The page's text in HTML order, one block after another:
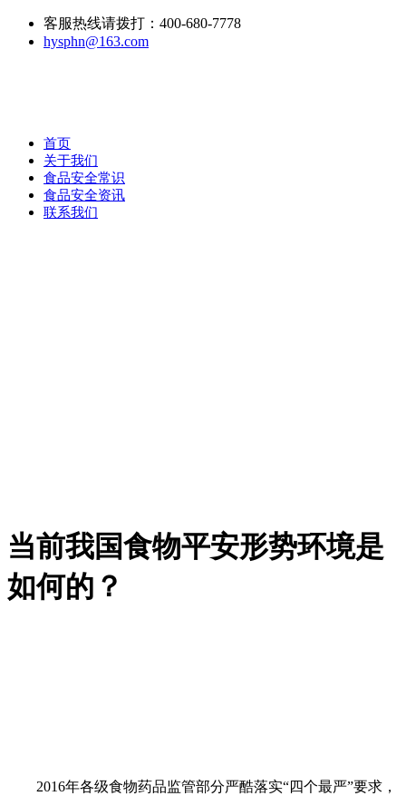
客服热线请拨打：400-680-7778
hysphn@163.com
首页
关于我们
食品安全常识
食品安全资讯
联系我们
当前我国食物平安形势环境是
如何的？
2016年各级食物药品监管部分严酷落实“四个最严”要求，